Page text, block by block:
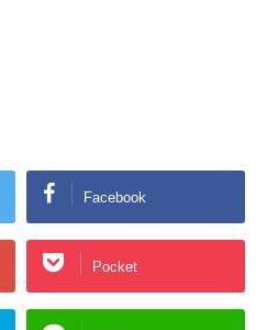
Facebook
Pocket